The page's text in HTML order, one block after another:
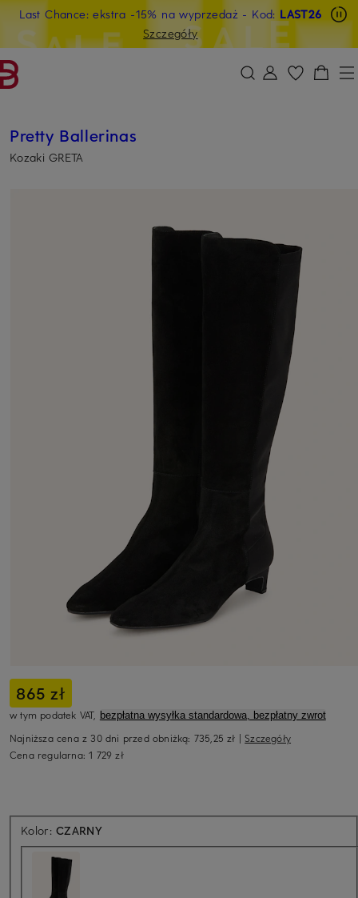
PRZEJDŹ DO GŁÓWNEJ TREŚCI PRZEJDŹ DO WYSZUKIWANIA
Last Chance: ekstra -15% na wyprzedaż - Kod: LAST26
Szczegóły
Pretty Ballerinas
Kozaki GRETA
865 zł
w tym podatek VAT, bezpłatna wysyłka standardowa, bezpłatny zwrot
Najniższa cena z 30 dni przed obniżką: 735,25 zł |Szczegóły
Cena regularna:1 729 zł
Kolor:CZARNY